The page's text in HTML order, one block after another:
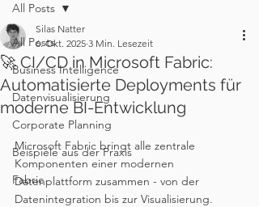
All Posts
Business Intelligence
Datenvisualisierung
Corporate Planning
Beispiele aus der Praxis
Fabric
All Posts
🚀 CI/CD in Microsoft Fabric:
Automatisierte Deployments für
moderne BI-Entwicklung
Silas Natter
6. Okt. 2025 3 Min. Lesezeit
Microsoft Fabric bringt alle zentrale
Komponenten einer modernen
Datenplattform zusammen - von der
Datenintegration bis zur Visualisierung.